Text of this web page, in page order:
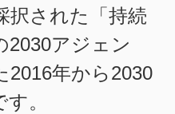
択された「持続
2030アジェン
2016年から2030
。